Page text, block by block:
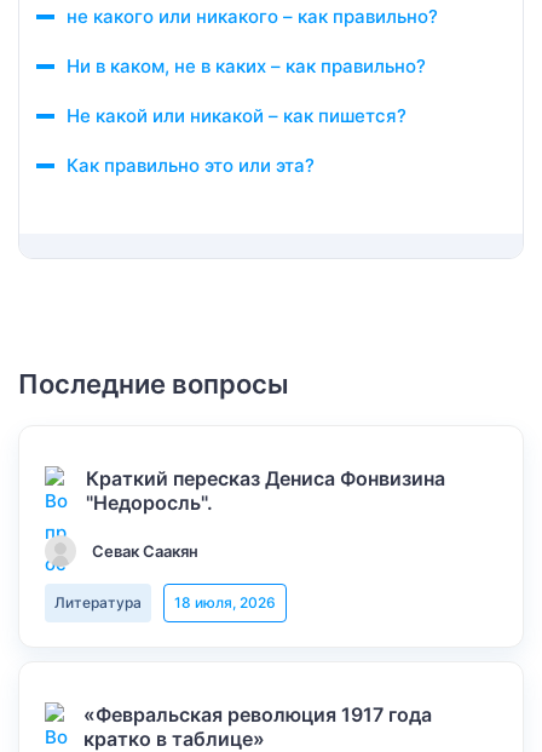
не какого или никакого – как правильно?
Ни в каком, не в каких – как правильно?
Не какой или никакой – как пишется?
Как правильно это или эта?
Последние вопросы
Краткий пересказ Дениса Фонвизина
"Недоросль".
Севак Саакян
Литература 18 июля, 2026
«Февральская революция 1917 года
кратко в таблице»